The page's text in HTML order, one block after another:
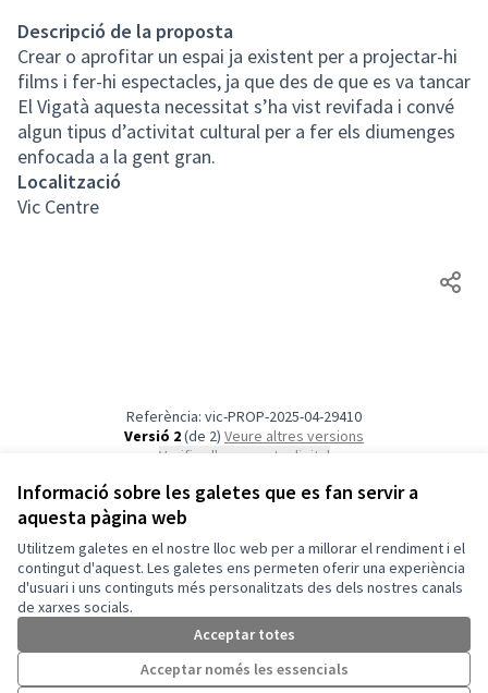
Informació sobre les galetes que es fan servir a
aquesta pàgina web
Utilitzem galetes en el nostre lloc web per a millorar el rendiment i el
contingut d'aquest. Les galetes ens permeten oferir una experiència
d'usuari i uns continguts més personalitzats des dels nostres canals
de xarxes socials.
Acceptar totes
Acceptar només les essencials
Descripció de la proposta
Crear o aprofitar un espai ja existent per a projectar-hi
films i fer-hi espectacles, ja que des de que es va tancar
El Vigatà aquesta necessitat s’ha vist revifada i convé
algun tipus d’activitat cultural per a fer els diumenges
enfocada a la gent gran.
Localització
Vic Centre
Referència: vic-PROP-2025-04-29410
Versió 2(de 2)
veure altres versions
Verifica l'empremta digital
Termes i condicions d'ús
Configuració de les galetes
Vic a X
(Enllaç extern)
Vic a Facebook
(Enllaç extern)
Vic a Instagram
(Enllaç extern)
Vic a YouTube
(Enllaç extern)
Triar la llenguaElegir el idioma